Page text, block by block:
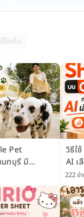
ไอเท็ม
Pet
ทบุรี มี
งหมาเข้าได้
วิธีใ
AI เ
โอก
222 อ่